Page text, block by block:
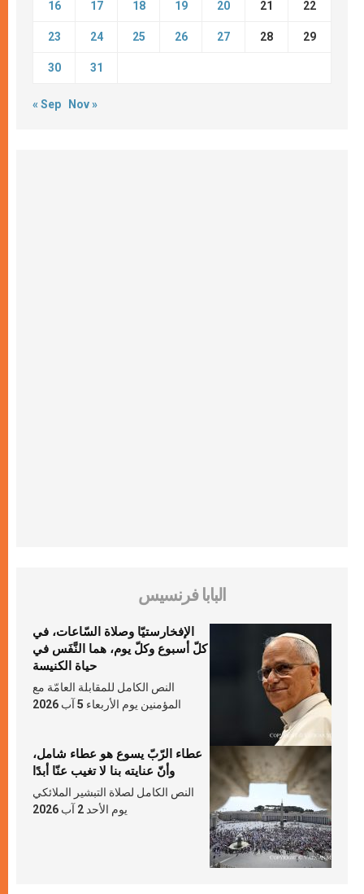
16 17 18 19 20 21 22
23 24 25 26 27 28 29
30 31
« Sep Nov »
البابا فرنسيس
الإفخارستيّا وصلاة السّاعات، في
كلّ أسبوع وكلّ يوم، هما النَّفَس في
حياة الكنيسة
النص الكامل للمقابلة العامّة مع
المؤمنين يوم الأربعاء 5 آب 2026
عطاء الرّبّ يسوع هو عطاء شامل،
وأنّ عنايته بنا لا تغيب عنّا أبدًا
النص الكامل لصلاة التبشير الملائكي
يوم الأحد 2 آب 2026